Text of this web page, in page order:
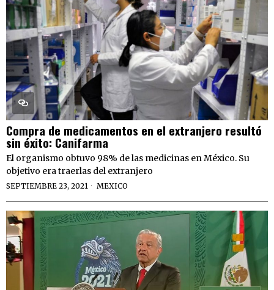
Compra de medicamentos en el extranjero resultó
sin éxito: Canifarma
El organismo obtuvo 98% de las medicinas en México. Su
objetivo era traerlas del extranjero
SEPTIEMBRE 23, 2021 MEXICO